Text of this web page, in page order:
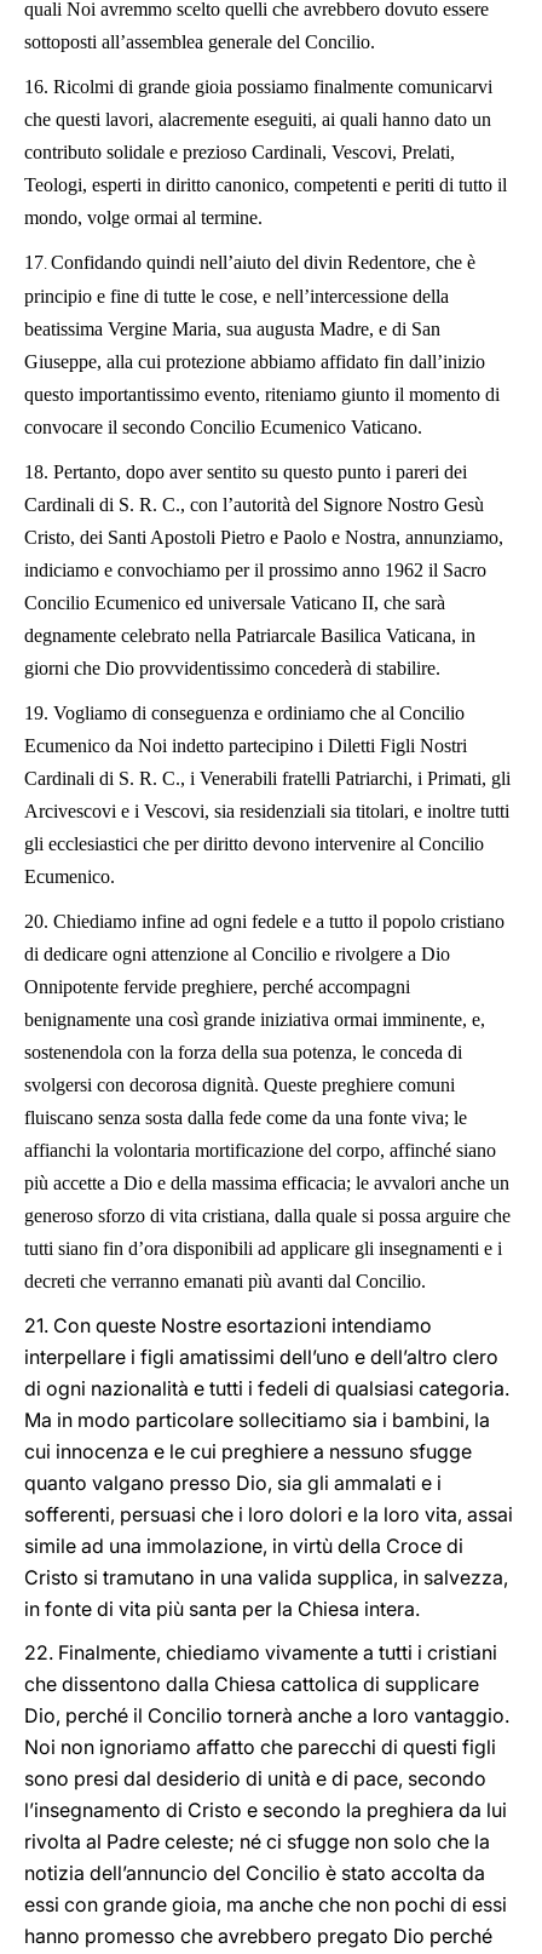
quali Noi avremmo scelto quelli che avrebbero dovuto essere
sottoposti all’assemblea generale del Concilio.
16. Ricolmi di grande gioia possiamo finalmente comunicarvi
che questi lavori, alacremente eseguiti, ai quali hanno dato un
contributo solidale e prezioso Cardinali, Vescovi, Prelati,
Teologi, esperti in diritto canonico, competenti e periti di tutto il
mondo, volge ormai al termine.
17. Confidando quindi nell’aiuto del divin Redentore, che è
principio e fine di tutte le cose, e nell’intercessione della
beatissima Vergine Maria, sua augusta Madre, e di San
Giuseppe, alla cui protezione abbiamo affidato fin dall’inizio
questo importantissimo evento, riteniamo giunto il momento di
convocare il secondo Concilio Ecumenico Vaticano.
18. Pertanto, dopo aver sentito su questo punto i pareri dei
Cardinali di S. R. C., con l’autorità del Signore Nostro Gesù
Cristo, dei Santi Apostoli Pietro e Paolo e Nostra, annunziamo,
indiciamo e convochiamo per il prossimo anno 1962 il Sacro
Concilio Ecumenico ed universale Vaticano II, che sarà
degnamente celebrato nella Patriarcale Basilica Vaticana, in
giorni che Dio provvidentissimo concederà di stabilire.
19. Vogliamo di conseguenza e ordiniamo che al Concilio
Ecumenico da Noi indetto partecipino i Diletti Figli Nostri
Cardinali di S. R. C., i Venerabili fratelli Patriarchi, i Primati, gli
Arcivescovi e i Vescovi, sia residenziali sia titolari, e inoltre tutti
gli ecclesiastici che per diritto devono intervenire al Concilio
Ecumenico.
20. Chiediamo infine ad ogni fedele e a tutto il popolo cristiano
di dedicare ogni attenzione al Concilio e rivolgere a Dio
Onnipotente fervide preghiere, perché accompagni
benignamente una così grande iniziativa ormai imminente, e,
sostenendola con la forza della sua potenza, le conceda di
svolgersi con decorosa dignità. Queste preghiere comuni
fluiscano senza sosta dalla fede come da una fonte viva; le
affianchi la volontaria mortificazione del corpo, affinché siano
più accette a Dio e della massima efficacia; le avvalori anche un
generoso sforzo di vita cristiana, dalla quale si possa arguire che
tutti siano fin d’ora disponibili ad applicare gli insegnamenti e i
decreti che verranno emanati più avanti dal Concilio.
21. Con queste Nostre esortazioni intendiamo
interpellare i figli amatissimi dell’uno e dell’altro clero
di ogni nazionalità e tutti i fedeli di qualsiasi categoria.
Ma in modo particolare sollecitiamo sia i bambini, la
cui innocenza e le cui preghiere a nessuno sfugge
quanto valgano presso Dio, sia gli ammalati e i
sofferenti, persuasi che i loro dolori e la loro vita, assai
simile ad una immolazione, in virtù della Croce di
Cristo si tramutano in una valida supplica, in salvezza,
in fonte di vita più santa per la Chiesa intera.
22. Finalmente, chiediamo vivamente a tutti i cristiani
che dissentono dalla Chiesa cattolica di supplicare
Dio, perché il Concilio tornerà anche a loro vantaggio.
Noi non ignoriamo affatto che parecchi di questi figli
sono presi dal desiderio di unità e di pace, secondo
l’insegnamento di Cristo e secondo la preghiera da lui
rivolta al Padre celeste; né ci sfugge non solo che la
notizia dell’annuncio del Concilio è stato accolta da
essi con grande gioia, ma anche che non pochi di essi
hanno promesso che avrebbero pregato Dio perché